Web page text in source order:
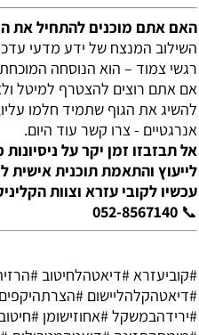
האם אתם מוכנים להתחיל את
השילוב המנצח של ידע מדעי
רגשי צמוד – הוא הנוסחה
אם אתם רוצים להצטרף למיטל
להשיג את הגוף שתמיד חלמו
אנרגטיים - צרו קשר עוד היום.
אל תבזבזו זמן יקר על ניסיונות
לייעוץ והתאמת תוכנית אישית
עכשיו לקובי עזרא וצוות
📞
052-8567140
#קוביעזרא #דיאטהלחיטוב
#דיאטהקלהליישום